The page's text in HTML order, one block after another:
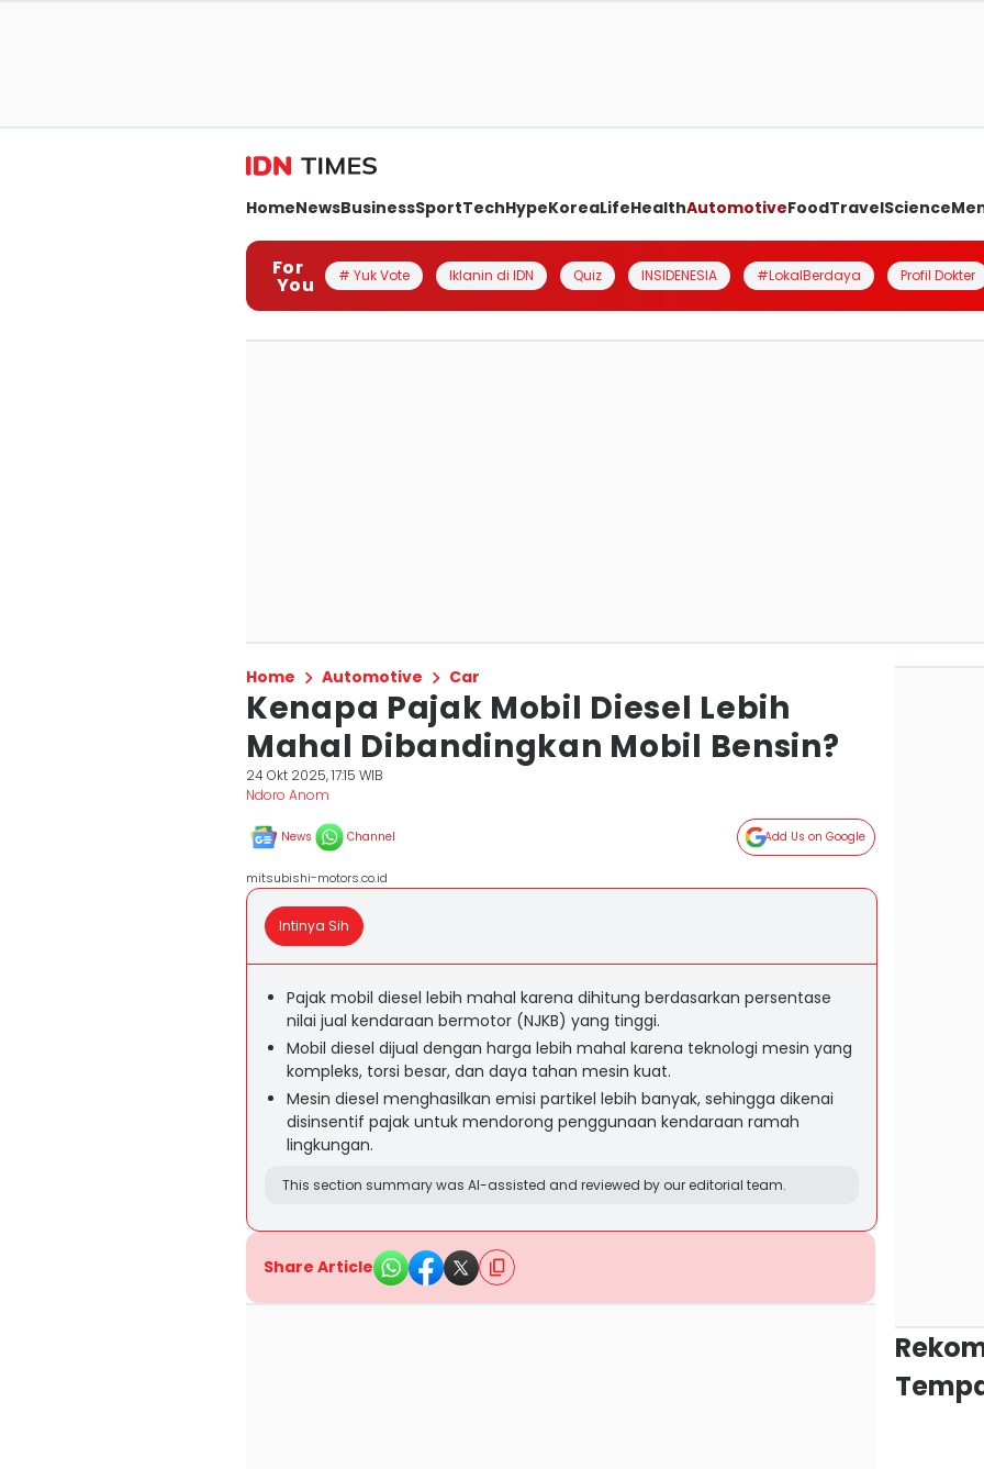
HomeNewsBusinessSportTechHypeKoreaLifeHealthAutomotiveFoodTravelScience
For
You # Yuk Vote Iklanin di IDN Quiz INSIDENESIA #LokalBerdaya Profil Dokter
Home Automotive Car
Kenapa Pajak Mobil Diesel Lebih
Mahal Dibandingkan Mobil Bensin?
24 Okt 2025, 17:15 WIB
Ndoro Anom
News Channel Add Us on Google
mitsubishi-motors.co.id
Intinya Sih
Pajak mobil diesel lebih mahal karena dihitung berdasarkan persentase
nilai jual kendaraan bermotor (NJKB) yang tinggi.
Mobil diesel dijual dengan harga lebih mahal karena teknologi mesin yang
kompleks, torsi besar, dan daya tahan mesin kuat.
Mesin diesel menghasilkan emisi partikel lebih banyak, sehingga dikenai
disinsentif pajak untuk mendorong penggunaan kendaraan ramah
lingkungan.
This section summary was AI-assisted and reviewed by our editorial team.
Share Article